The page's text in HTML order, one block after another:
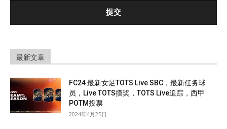
最新文章
FC24 最新女足TOTS Live SBC，最新任务球
员，Live TOTS摸奖，TOTS Live追踪，西甲
POTM投票
2024年4月25日